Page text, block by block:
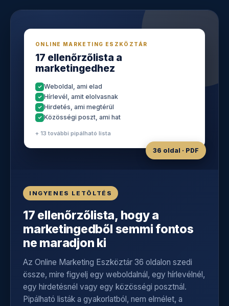
ONLINE MARKETING ESZKÖZTÁR
17 ellenőrzőlista a
marketingedhez
Weboldal, ami elad
Hírlevél, amit elolvasnak
Hirdetés, ami megtérül
Közösségi poszt, ami hat
+ 13 további pipálható lista
36 oldal · PDF
INGYENES LETÖLTÉS
17 ellenőrzőlista, hogy a
marketingedből semmi fontos
ne maradjon ki
Az Online Marketing Eszköztár 36 oldalon szedi
össze, mire figyelj egy weboldalnál, egy hírlevélnél,
egy hirdetésnél vagy egy közösségi posztnál.
Pipálható listák a gyakorlatból, nem elmélet, a